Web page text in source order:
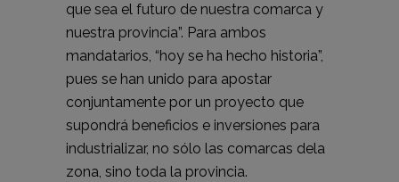
que sea el futuro de nuestra comarca y
nuestra provincia”. Para ambos
mandatarios, “hoy se ha hecho historia”,
pues se han unido para apostar
conjuntamente por un proyecto que
supondrá beneficios e inversiones para
industrializar, no sólo las comarcas dela
zona, sino toda la provincia.